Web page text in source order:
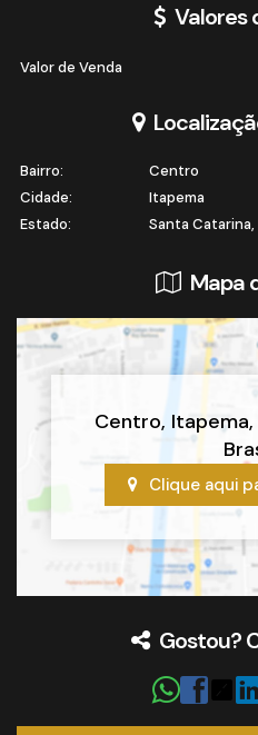
Valores
Valor de Venda
Bairro:
Centro
Cidade:
Itapema
Estado:
Santa Catarina,
Mapa
Centro, Itapema,
Clique aqui
Gostou?